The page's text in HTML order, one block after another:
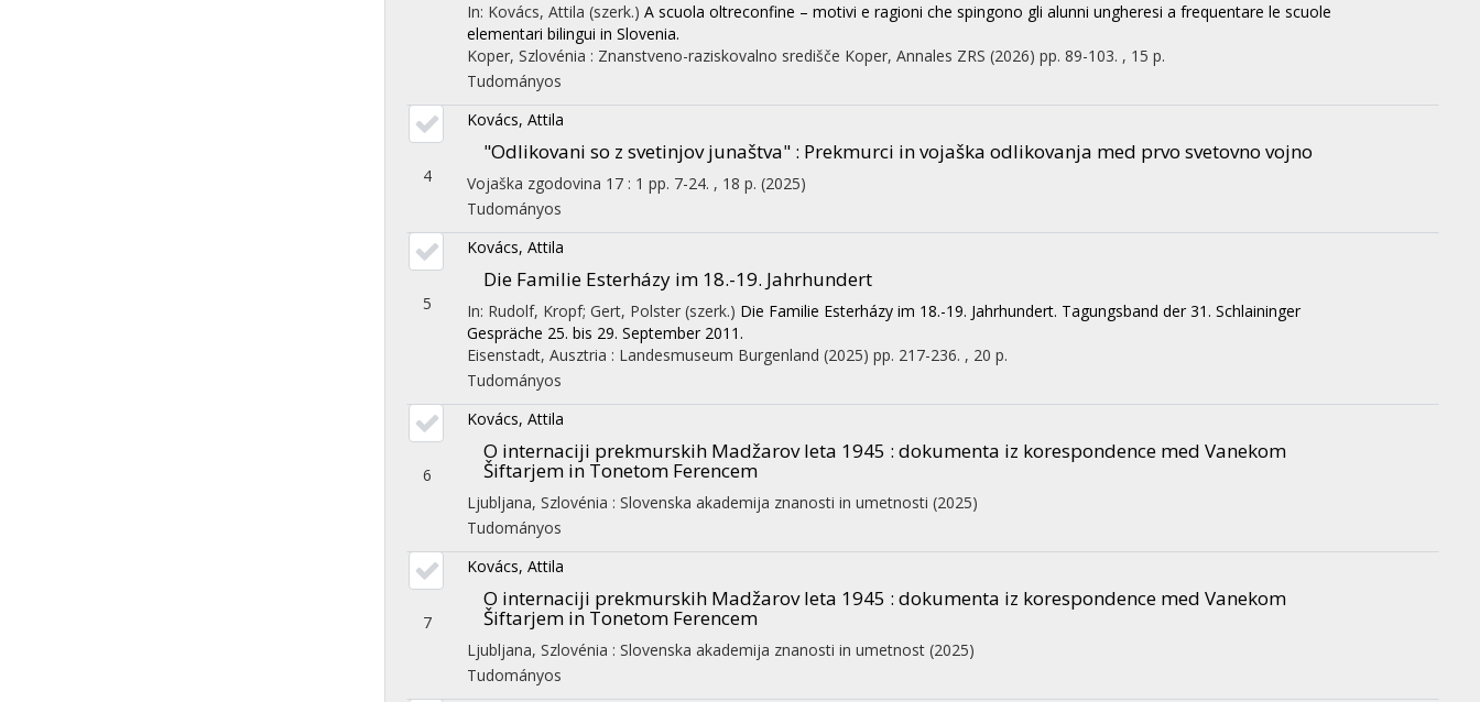
In: Kovács, Attila (szerk.) A scuola oltreconfine – motivi e ragioni che spingono gli alunni ungheresi a frequentare le scuole
elementari bilingui in Slovenia.
Koper, Szlovénia : Znanstveno-raziskovalno središče Koper, Annales ZRS (2026) pp. 89-103. , 15 p.
Tudományos
4
Kovács, Attila
"Odlikovani so z svetinjov junaštva" : Prekmurci in vojaška odlikovanja med prvo svetovno vojno
Vojaška zgodovina 17 : 1 pp. 7-24. , 18 p. (2025)
Tudományos
5
Kovács, Attila
Die Familie Esterházy im 18.-19. Jahrhundert
In: Rudolf, Kropf; Gert, Polster (szerk.) Die Familie Esterházy im 18.-19. Jahrhundert. Tagungsband der 31. Schlaininger
Gespräche 25. bis 29. September 2011.
Eisenstadt, Ausztria : Landesmuseum Burgenland (2025) pp. 217-236. , 20 p.
Tudományos
6
Kovács, Attila
O internaciji prekmurskih Madžarov leta 1945 : dokumenta iz korespondence med Vanekom
Šiftarjem in Tonetom Ferencem
Ljubljana, Szlovénia : Slovenska akademija znanosti in umetnosti (2025)
Tudományos
7
Kovács, Attila
O internaciji prekmurskih Madžarov leta 1945 : dokumenta iz korespondence med Vanekom
Šiftarjem in Tonetom Ferencem
Ljubljana, Szlovénia : Slovenska akademija znanosti in umetnost (2025)
Tudományos